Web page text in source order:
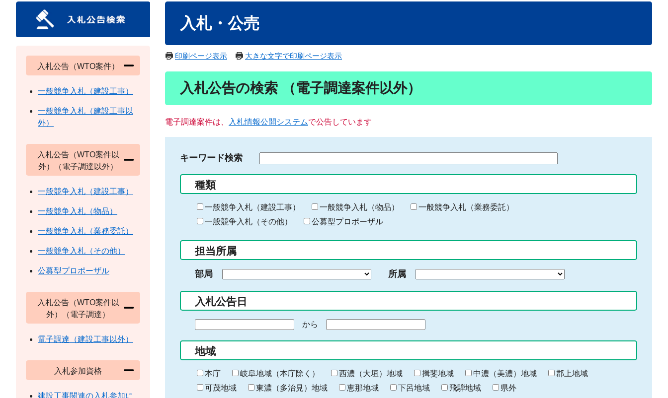
入札・公売
印刷ページ表示 大きな文字で印刷ページ表示
入札公告の検索 （電子調達案件以外）
電子調達案件は、 入札情報公開システムで公告しています
キーワード検索
る
キ
ー
ー
入
力
種類
一般競争入札（建設工事） 一般競争入札（物品）
一般競争入札（業務委託）
一般競争入札（その他）
公募型プロポーザル
担当所属
部局 所属
入札公告日
の
始
ま
り
から
終
わ
り
地域
本庁 岐阜地域（本庁除く） 西濃（大垣）地域 揖斐地域 中濃（美濃）地域
郡上地域
可茂地域
東濃（多治見）地域 恵那地域 下呂地域 飛騨地域 県外
入札公告（WTO案件）
一般競争入札（建設工事）
一般競争入札（建設工事以
外）
入札公告（WTO案件以
外）（電子調達以外）
一般競争入札（建設工事）
一般競争入札（物品）
一般競争入札（業務委託）
一般競争入札（その他）
公募型プロポーザル
入札公告（WTO案件以
外）（電子調達）
電子調達（建設工事以外）
入札参加資格
建設工事関連の入札参加に